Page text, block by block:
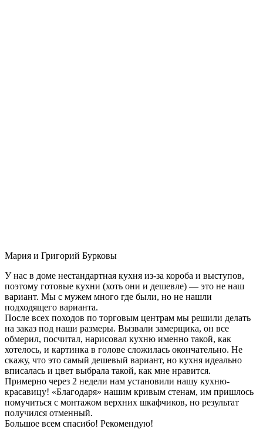
Мария и Григорий Бурковы
У нас в доме нестандартная кухня из-за короба и выступов,
поэтому готовые кухни (хоть они и дешевле) — это не наш
вариант. Мы с мужем много где были, но не нашли
подходящего варианта.
После всех походов по торговым центрам мы решили делать
на заказ под наши размеры. Вызвали замерщика, он все
обмерил, посчитал, нарисовал кухню именно такой, как
хотелось, и картинка в голове сложилась окончательно. Не
скажу, что это самый дешевый вариант, но кухня идеально
вписалась и цвет выбрала такой, как мне нравится.
Примерно через 2 недели нам установили нашу кухню-
красавицу! «Благодаря» нашим кривым стенам, им пришлось
помучиться с монтажом верхних шкафчиков, но результат
получился отменный.
Большое всем спасибо! Рекомендую!